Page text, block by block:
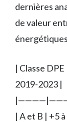
dernières
de valeur
| Classe
2019-2023 |
| A et B | +5